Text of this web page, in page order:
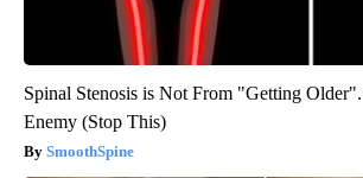
Spinal Stenosis is Not From "Getting
Enemy (Stop This)
SmoothSpine